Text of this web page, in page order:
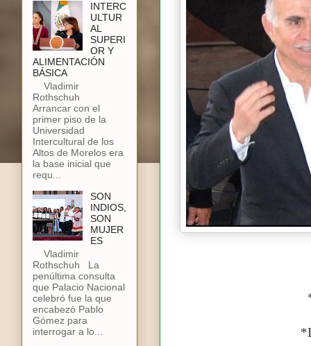
INTERC
ULTUR
AL
SUPERI
OR Y
ALIMENTACIÓN
BÁSICA
Vladimir
Rothschuh
Arrancar con el
primer piso de la
Universidad
Intercultural de los
Altos de Morelos era
la base inicial que
requ...
SON
INDIOS,
SON
MUJER
ES
Vladimir
Rothschuh La
penúltima consulta
que Palacio Nacional
celebró fue la que
encabezó Pablo
Gómez para
interrogar a lo...